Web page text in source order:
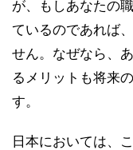
が、もしあなたの
ているのであれば
せん。なぜなら、
るメリットも将来
す。
日本においては、